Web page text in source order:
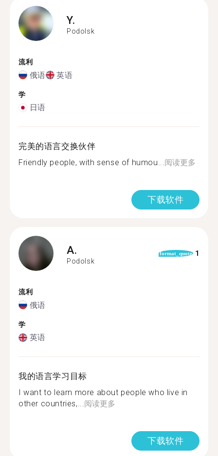
Y.
Podolsk
流利
俄语 英语
学
日语
完美的语言交换伙伴
Friendly people, with sense of humou...阅读更多
下载软件
A.
Podolsk
format_quote 1
流利
俄语
学
英语
我的语言学习目标
I want to learn more about people who live in
other countries,...阅读更多
下载软件